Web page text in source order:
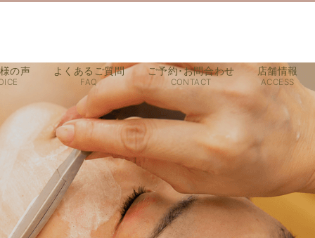
の声 よくあるご質問
FAQ
ご予約･お問合わせ
CONTACT
店舗情報
ACCESS